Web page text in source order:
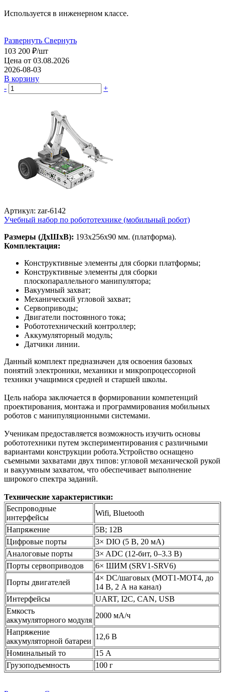
Используется в инженерном классе.
Развернуть Свернуть
103 200 ₽/шт
Цена от 03.08.2026
2026-08-03
В корзину
-
+
Артикул: zar-6142
Учебный набор по робототехнике (мобильный робот)
Размеры (ДхШхВ): 193х256х90 мм. (платформа).
Комплектация:
Конструктивные элементы для сборки платформы;
Конструктивные элементы для сборки
плоскопараллельного манипулятора;
Вакуумный захват;
Механический угловой захват;
Сервоприводы;
Двигатели постоянного тока;
Робототехнический контроллер;
Аккумуляторный модуль;
Датчики линии.
Данный комплект предназначен для освоения базовых
понятий электроники, механики и микропроцессорной
техники учащимися средней и старшей школы.
Цель набора заключается в формировании компетенций
проектирования, монтажа и программирования мобильных
роботов с манипуляционными системами.
Ученикам предоставляется возможность изучить основы
робототехники путем экспериментирования с различными
вариантами конструкции робота.Устройство оснащено
съемными захватами двух типов: угловой механической рукой
и вакуумным захватом, что обеспечивает выполнение
широкого спектра заданий.
Технические характеристики:
Беспроводные
интерфейсы
Wifi, Bluetooth
Напряжение
5В; 12В
Цифровые порты
3× DIO (5 В, 20 мА)
Аналоговые порты
3× ADC (12-бит, 0–3.3 В)
Порты сервоприводов
6× ШИМ (SRV1-SRV6)
Порты двигателей
4× DC/шаговых (MOT1-MOT4, до
14 В, 2 А на канал)
Интерфейсы
UART, I2C, CAN, USB
Емкость
аккумуляторного модуля
2000 мА/ч
Напряжение
аккумуляторной батареи
12,6 В
Номинальный то
15 А
Грузоподъемность
100 г